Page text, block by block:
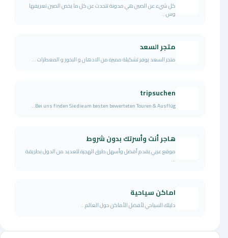
كل شيء عن الصين هي مدونة تتحدث عن كل ما يخص الصين تعريفها
وس...
متجر السعد
متجر السعد يوفر تشكيلة مميزة من الادهان و البخور و المعطرات ...
tripsuchen
Bei uns finden Sie die am besten bewerteten Touren & Ausflüg...
هاجر أنت وأسرتك بدون شروط
موقع عربي يقدم أفضل وأسهل طرق الهجرة للعديد من الدول بطريقة
...
اماكن سياحية
دليلك السياحي لأفضل الأماكن حول العالم...